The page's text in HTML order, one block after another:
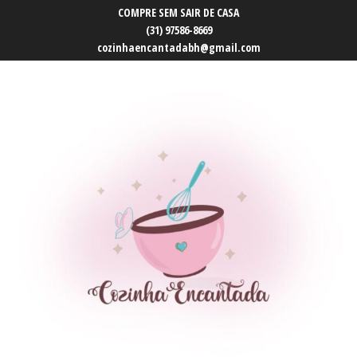
COMPRE SEM SAIR DE CASA
(31) 97586-8669
cozinhaencantadabh@gmail.com